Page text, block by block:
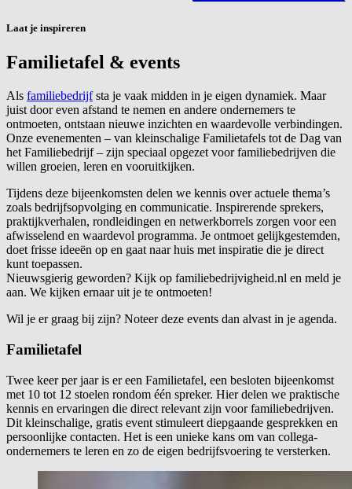
Laat je inspireren
Familietafel & events
Als familiebedrijfsta je vaak midden in je eigen dynamiek. Maar
juist door even afstand te nemen en andere ondernemers te
ontmoeten, ontstaan nieuwe inzichten en waardevolle verbindingen.
Onze evenementen – van kleinschalige Familietafels tot de Dag van
het Familiebedrijf – zijn speciaal opgezet voor familiebedrijven die
willen groeien, leren en vooruitkijken.
Tijdens deze bijeenkomsten delen we kennis over actuele thema’s
zoals bedrijfsopvolging en communicatie. Inspirerende sprekers,
praktijkverhalen, rondleidingen en netwerkborrels zorgen voor een
afwisselend en waardevol programma. Je ontmoet gelijkgestemden,
doet frisse ideeën op en gaat naar huis met inspiratie die je direct
kunt toepassen.
Nieuwsgierig geworden? Kijk op familiebedrijvigheid.nl en meld je
aan. We kijken ernaar uit je te ontmoeten!
Wil je er graag bij zijn? Noteer deze events dan alvast in je agenda.
Familietafel
Twee keer per jaar is er een Familietafel, een besloten bijeenkomst
met 10 tot 12 stoelen rondom één spreker. Hier delen we praktische
kennis en ervaringen die direct relevant zijn voor familiebedrijven.
Dit kleinschalige, gratis event stimuleert diepgaande gesprekken en
persoonlijke contacten. Het is een unieke kans om van collega-
ondernemers te leren en zo de eigen bedrijfsvoering te versterken.